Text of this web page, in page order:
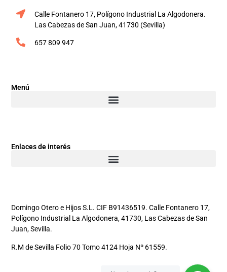
Calle Fontanero 17, Polígono Industrial La Algodonera.
Las Cabezas de San Juan, 41730 (Sevilla)
657 809 947
Menú
Enlaces de interés
Domingo Otero e Hijos S.L. CIF B91436519. Calle Fontanero 17,
Polígono Industrial La Algodonera, 41730, Las Cabezas de San
Juan, Sevilla.
R.M de Sevilla Folio 70 Tomo 4124 Hoja Nº 61559.